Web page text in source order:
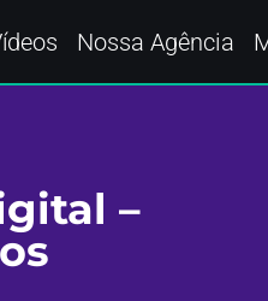
Nossa Agência
–